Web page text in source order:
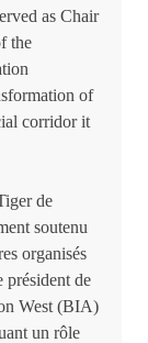
as Chair
the
of
corridor it
de
soutenu
organisés
président de
West (BIA)
un rôle